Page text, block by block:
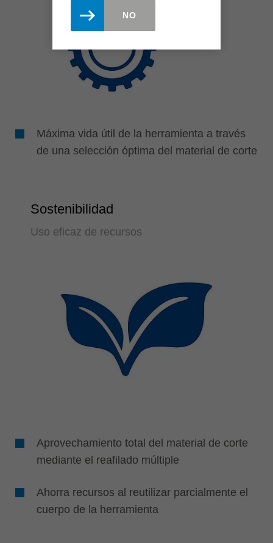
Máxima vida útil de la herramienta a través
de una selección óptima del material de corte
Sostenibilidad
Uso eficaz de recursos
Aprovechamiento total del material de corte
mediante el reafilado múltiple
Ahorra recursos al reutilizar parcialmente el
cuerpo de la herramienta
NO